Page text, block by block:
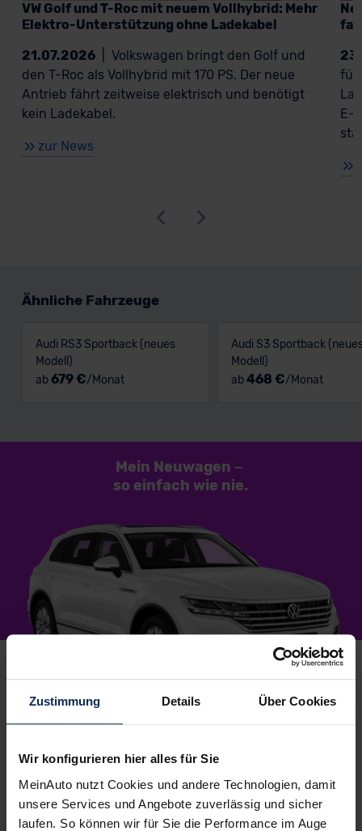
Zustimmung Details Über Cookies
Wir konfigurieren hier alles für Sie
MeinAuto nutzt Cookies und andere Technologien, damit
unsere Services und Angebote zuverlässig und sicher
laufen. So können wir für Sie die Performance im Auge
VW Golf und T-Roc mit neuem Vollhybrid: Mehr
Elektro-Unterstützung ohne Ladekabel
21.07.2026
Volkswagen bringt den Golf und
den T-Roc als Vollhybrid mit 170 PS. Der neue
Antrieb fährt zeitweise elektrisch und benötigt
kein Ladekabel.
zur News
für
E-
Ähnliche Fahrzeuge
Audi RS3 Sportback (neues
Modell)
ab679 €/Monat
Audi S3 Sportback
Modell)
ab468 €/Monat
Mein Neuwagen –
so einfach wie nie.
1.Wunschauto aussuchen
Du wählst dein Lieblingsmodell – wir suchen es für
dich.
garantiert zu Top-Preisen.